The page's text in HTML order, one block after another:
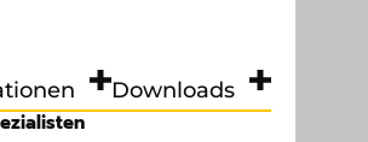
Downloads